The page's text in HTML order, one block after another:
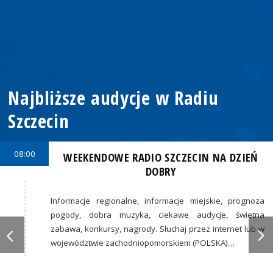
Najbliższe audycje w Radiu
Szczecin
08:00
WEEKENDOWE RADIO SZCZECIN NA DZIEŃ
DOBRY
Informacje regionalne, informacje miejskie, prognoza
pogody, dobra muzyka, ciekawe audycje, świetna
zabawa, konkursy, nagrody. Słuchaj przez internet lub w
województwie zachodniopomorskiem (POLSKA)…